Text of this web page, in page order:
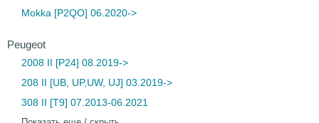
Mokka [P2QO] 06.2020->
Peugeot
2008 II [P24] 08.2019->
208 II [UB, UP,UW, UJ] 03.2019->
308 II [T9] 07.2013-06.2021